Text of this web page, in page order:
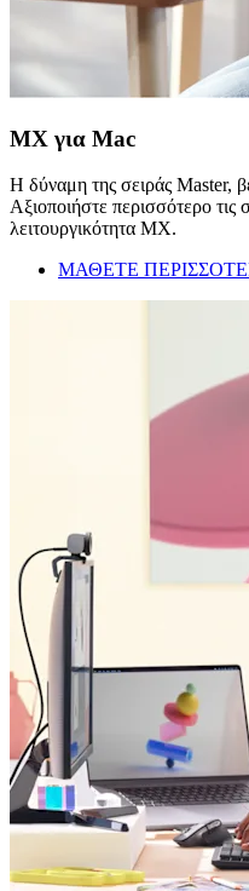
MX για Mac
Η δύναμη της σειράς Master,
Αξιοποιήστε περισσότερο
λειτουργικότητα MX.
ΜΑΘΕΤΕ